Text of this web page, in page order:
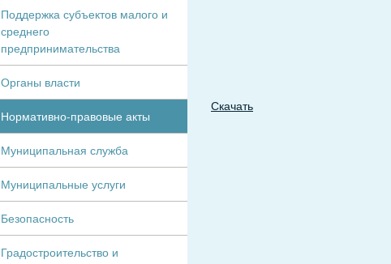
Скачать
Поддержка субъектов малого и
среднего
предпринимательства
Органы власти
Нормативно-правовые акты
Муниципальная служба
Муниципальные услуги
Безопасность
Градостроительство и